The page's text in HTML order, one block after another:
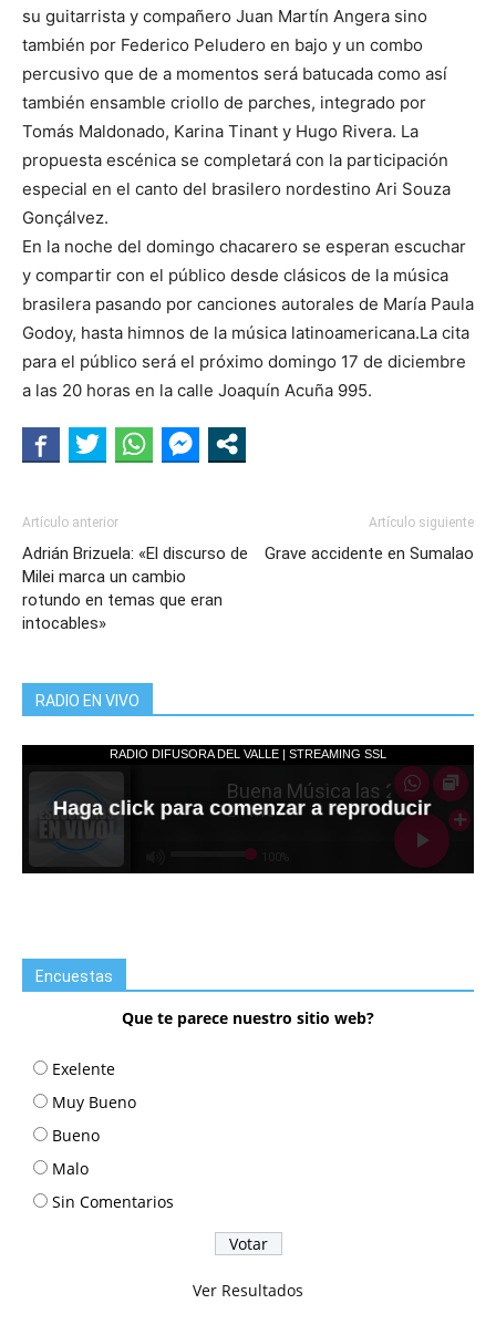
su guitarrista y compañero Juan Martín Angera sino
también por Federico Peludero en bajo y un combo
percusivo que de a momentos será batucada como así
también ensamble criollo de parches, integrado por
Tomás Maldonado, Karina Tinant y Hugo Rivera. La
propuesta escénica se completará con la participación
especial en el canto del brasilero nordestino Ari Souza
Gonçálvez.
En la noche del domingo chacarero se esperan escuchar
y compartir con el público desde clásicos de la música
brasilera pasando por canciones autorales de María Paula
Godoy, hasta himnos de la música latinoamericana.La cita
para el público será el próximo domingo 17 de diciembre
a las 20 horas en la calle Joaquín Acuña 995.
Artículo anterior
Adrián Brizuela: «El discurso de
Milei marca un cambio
rotundo en temas que eran
intocables»
Artículo siguiente
Grave accidente en Sumalao
RADIO EN VIVO
Encuestas
Que te parece nuestro sitio web?
Exelente
Muy Bueno
Bueno
Malo
Sin Comentarios
Ver Resultados